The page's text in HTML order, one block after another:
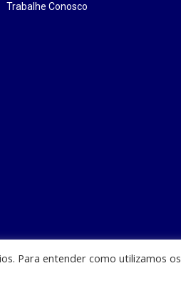
Trabalhe Conosco
Para entender como utilizamos os